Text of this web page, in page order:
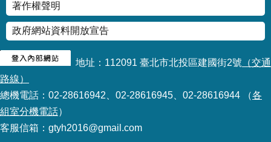
台
北
通
雙
語
詞
彙
著作權聲明
政府網站資料開放宣告
地址：112091 臺北市北投區建國街2號 （交通
路線）
總機電話：02-28616942、02-28616945、02-28616944 （各
組室分機電話）
客服信箱：gtyh2016@gmail.com